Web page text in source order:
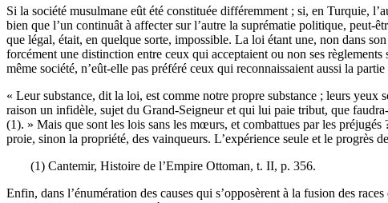
Si la société musulmane eût été constituée différemment ; si, en Turquie,
bien que l’un continuât à affecter sur l’autre la suprématie politique, peut-
que légal, était, en quelque sorte, impossible. La loi étant une, non dans
forcément une distinction entre ceux qui acceptaient ou non ses
même société, n’eût-elle pas préféré ceux qui reconnaissaient aussi la
« Leur substance, dit la loi, est comme notre propre substance ; leurs
raison un infidèle, sujet du Grand-Seigneur et qui lui paie tribut, que
(1). » Mais que sont les lois sans les mœurs, et combattues par les
proie, sinon la propriété, des vainqueurs. L’expérience seule et le progrès
(1) Cantemir, Histoire de l’Empire Ottoman, t. II, p. 356.
Enfin, dans l’énumération des causes qui s’opposèrent à la fusion des